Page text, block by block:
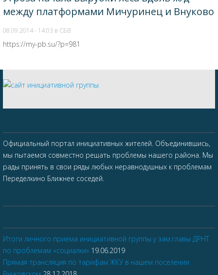
между платформами Мичуринец и Внуково
08.09.2014 - 14:03 в СБВ
https://my-pb.su/?p=981
Официальный портал инициативных жителей. Объединившись,
мы пытаемся совместно решать проблемы нашего района. Мы
рады принять в свои ряды любых неравнодушных к проблемам
Переделкино Ближнее соседей.
Итоги личного приема инициативной группы у зам.главы ДРНТ
по проблемам «социалки» 19.06.2019
Прямая трансляция по тарифам ЖКУ в нашем поселении